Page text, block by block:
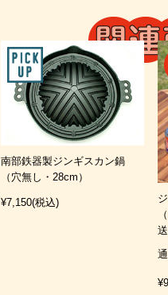
南部鉄器製ジンギスカン鍋
（穴無し・28cm）
¥7,150(税込)